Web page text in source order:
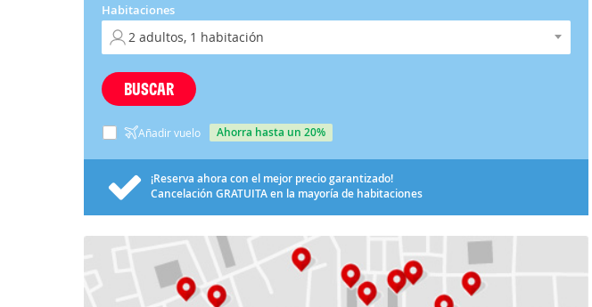
Habitaciones
BUSCAR
Añadir vuelo ahorra hasta un 20%
¡Reserva ahora con el mejor precio garantizado!
Cancelación GRATUITAen la mayoría de habitaciones